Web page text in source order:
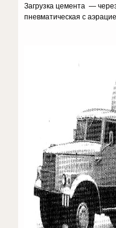
Загрузка цемента —
пневматическая с